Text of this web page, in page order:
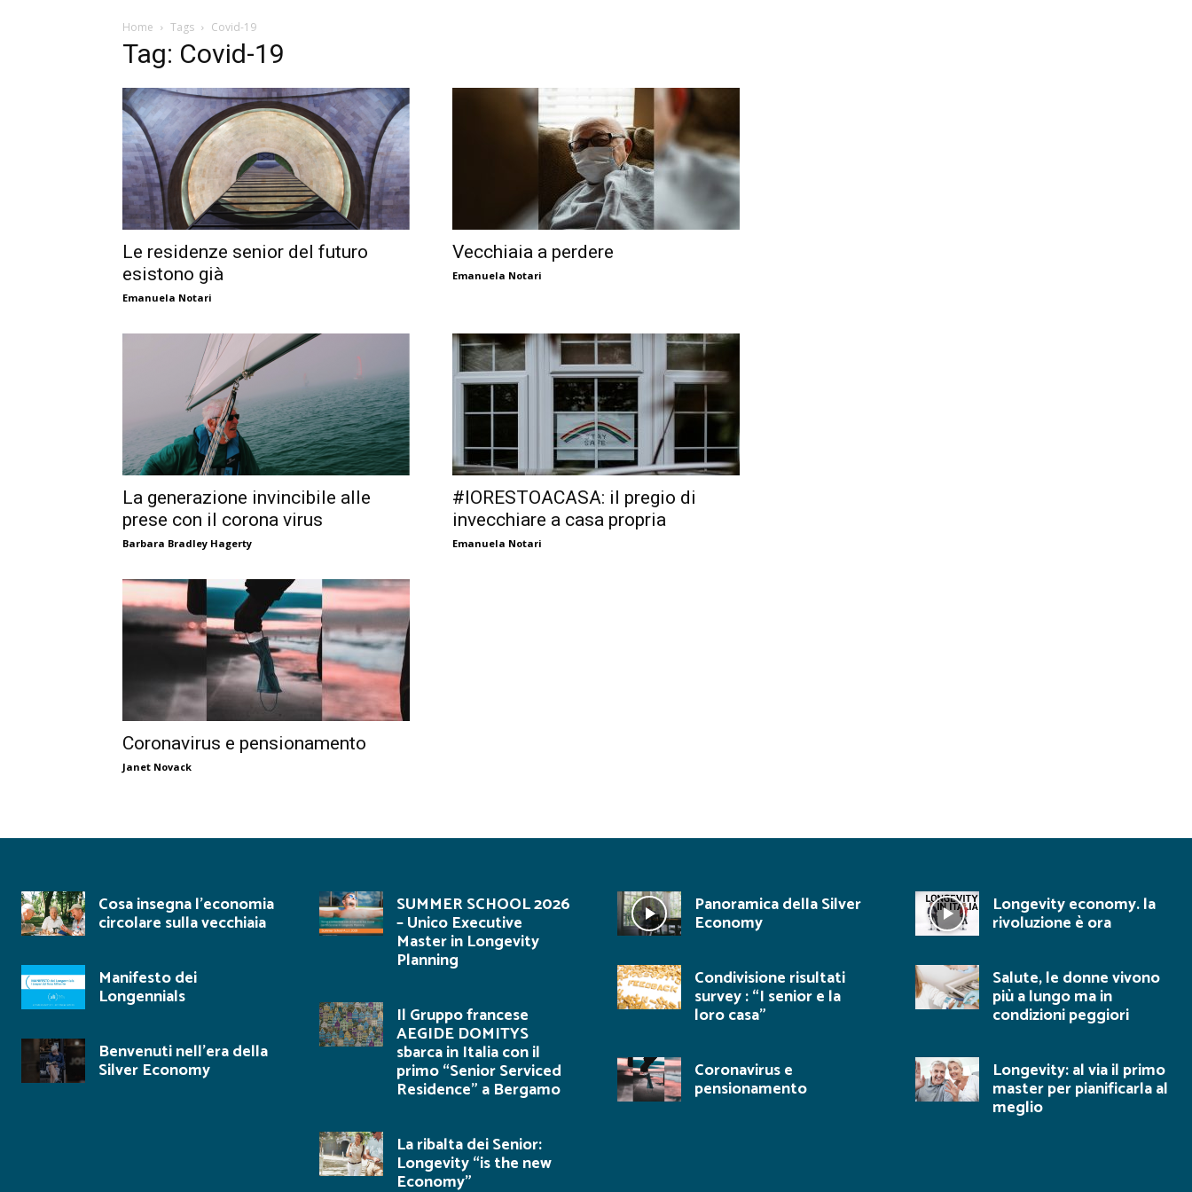
Home Tags Covid-19
Tag: Covid-19
Le residenze senior del futuro
esistono già
Emanuela Notari
Vecchiaia a perdere
Emanuela Notari
La generazione invincibile alle
prese con il corona virus
Barbara Bradley Hagerty
#IORESTOACASA: il pregio di
invecchiare a casa propria
Emanuela Notari
Coronavirus e pensionamento
Janet Novack
Cosa insegna l’economia
circolare sulla vecchiaia
Manifesto dei
Longennials
Benvenuti nell’era della
Silver Economy
SUMMER SCHOOL 2026
– Unico Executive
Master in Longevity
Planning
Il Gruppo francese
AEGIDE DOMITYS
sbarca in Italia con il
primo “Senior Serviced
Residence” a Bergamo
La ribalta dei Senior:
Longevity “is the new
Economy”
Panoramica della Silver
Economy
Condivisione risultati
survey : “I senior e la
loro casa”
Coronavirus e
pensionamento
Longevity economy. la
rivoluzione è ora
Salute, le donne vivono
più a lungo ma in
condizioni peggiori
Longevity: al via il primo
master per pianificarla al
meglio